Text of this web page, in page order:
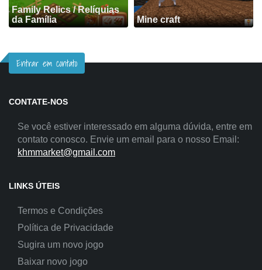
Family Relics / Relíquias
da Família
Mine craft
Entrar em contato
CONTATE-NOS
Se você estiver interessado em alguma dúvida, entre em
contato conosco. Envie um email para o nosso Email:
khmmarket@gmail.com
LINKS ÚTEIS
Termos e Condições
Política de Privacidade
Sugira um novo jogo
Baixar novo jogo